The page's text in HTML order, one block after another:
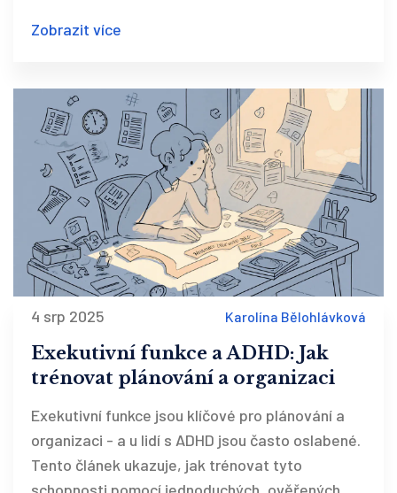
Česku.
Zobrazit více
4 srp 2025 Karolína Bělohlávková
Exekutivní funkce a ADHD: Jak
trénovat plánování a organizaci
Exekutivní funkce jsou klíčové pro plánování a
organizaci - a u lidí s ADHD jsou často oslabené.
Tento článek ukazuje, jak trénovat tyto